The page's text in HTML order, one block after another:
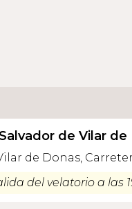
de Vilar de
de Donas,
del velatorio a las